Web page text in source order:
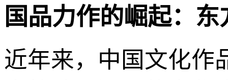
国品力作的崛起：
近年来，中国文化作